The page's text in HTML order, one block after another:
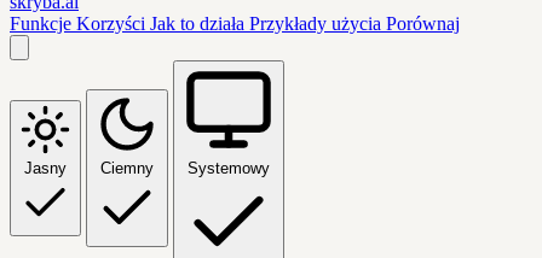
Funkcje Korzyści Jak to działa Przykłady użycia Porównaj
Jasny Ciemny Systemowy